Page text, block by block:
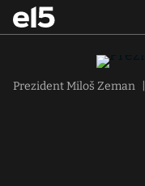
Prezident Miloš Zeman